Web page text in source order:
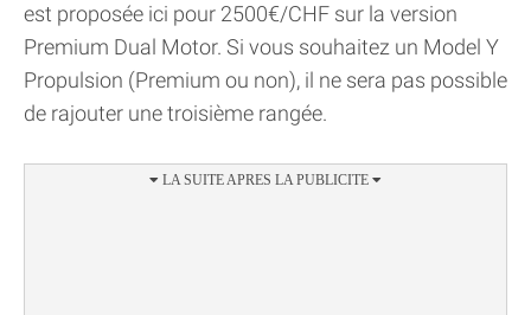
est proposée ici pour 2500€/CHF sur la version
Premium Dual Motor. Si vous souhaitez un Model Y
Propulsion (Premium ou non), il ne sera pas possible
de rajouter une troisième rangée.